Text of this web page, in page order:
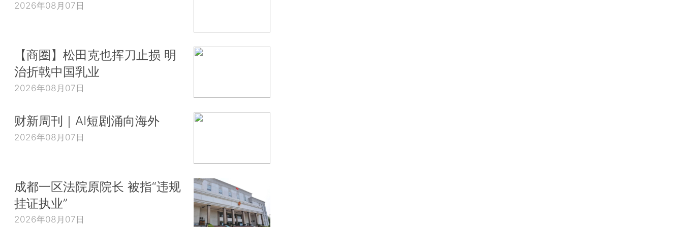
2026年08月07日
【商圈】松田克也挥刀止损 明
治折戟中国乳业
2026年08月07日
财新周刊｜AI短剧涌向海外
2026年08月07日
成都一区法院原院长 被指“违规
挂证执业”
2026年08月07日